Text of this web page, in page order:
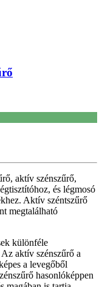
aktív szénszűrő,
és légmosó
Aktív széntszűrő
megtalálható
különféle
aktív szénszűrő a
a levegőből
hasonlóképpen